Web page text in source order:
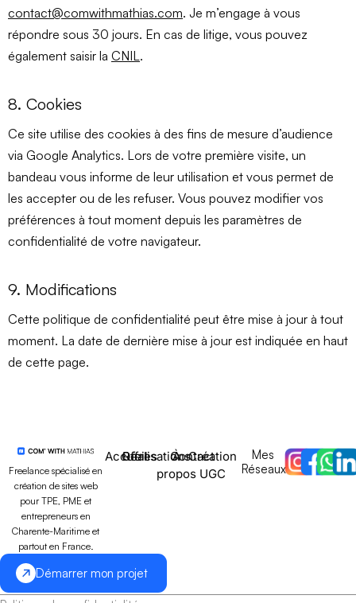
contact@comwithmathias.com. Je m’engage à vous
répondre sous 30 jours. En cas de litige, vous pouvez
également saisir la CNIL.
8. Cookies
Ce site utilise des cookies à des fins de mesure d’audience
via Google Analytics. Lors de votre première visite, un
bandeau vous informe de leur utilisation et vous permet de
les accepter ou de les refuser. Vous pouvez modifier vos
préférences à tout moment depuis les paramètres de
confidentialité de votre navigateur.
9. Modifications
Cette politique de confidentialité peut être mise à jour à tout
moment. La date de dernière mise à jour est indiquée en haut
de cette page.
Freelance spécialisé en
création de sites web
pour TPE, PME et
entrepreneurs en
Charente-Maritime et
partout en France.
Démarrer mon projet
Accueil
Offres
Réalisations
À
propos
Contact
Création
UGC
Mes
Réseaux